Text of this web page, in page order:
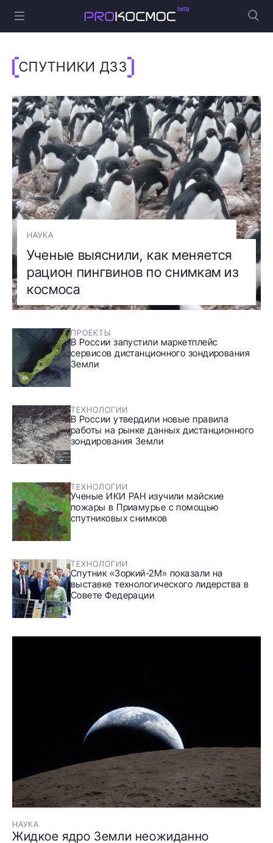
СПУТНИКИ ДЗЗ
НАУКА
Ученые выяснили, как меняется
рацион пингвинов по снимкам из
космоса
ПРОЕКТЫ
В России запустили маркетплейс
сервисов дистанционного зондирования
Земли
ТЕХНОЛОГИИ
В России утвердили новые правила
работы на рынке данных дистанционного
зондирования Земли
ТЕХНОЛОГИИ
Ученые ИКИ РАН изучили майские
пожары в Приамурье с помощью
спутниковых снимков
ТЕХНОЛОГИИ
Спутник «Зоркий-2М» показали на
выставке технологического лидерства в
Совете Федерации
НАУКА
Жидкое ядро Земли неожиданно